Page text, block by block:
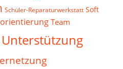
Schüler-Reparaturwerkstatt Soft
Team
Unterstützung